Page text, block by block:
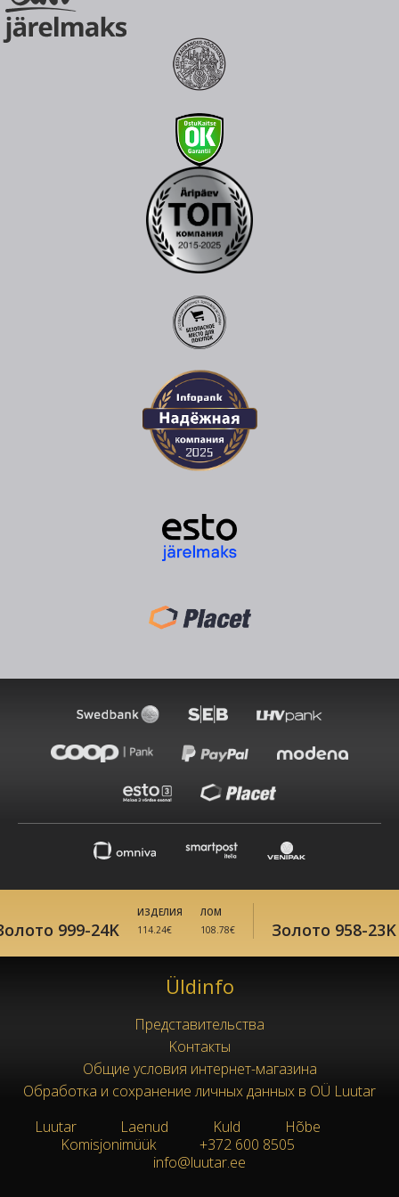
999-24K
ИЗДЕЛИЯ
114.24€
ЛОМ
108.78€
Золото 958-23K
Üldinfo
Представительства
Kонтакты
Oбщие условия интернет-магазина
Обработка и сохранение личных данных в OÜ Luutar
Luutar
|
Laenud Kuld
●
Hõbe
Komisjonimüük
|
+372 600 8505
info@luutar.ee